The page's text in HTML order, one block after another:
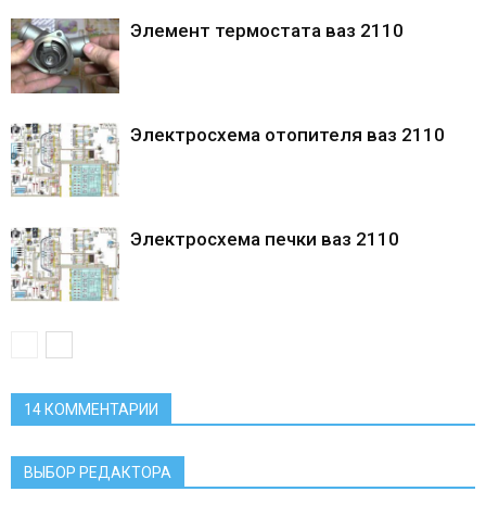
Элемент термостата ваз 2110
Электросхема отопителя ваз 2110
Электросхема печки ваз 2110
14 КОММЕНТАРИИ
ВЫБОР РЕДАКТОРА